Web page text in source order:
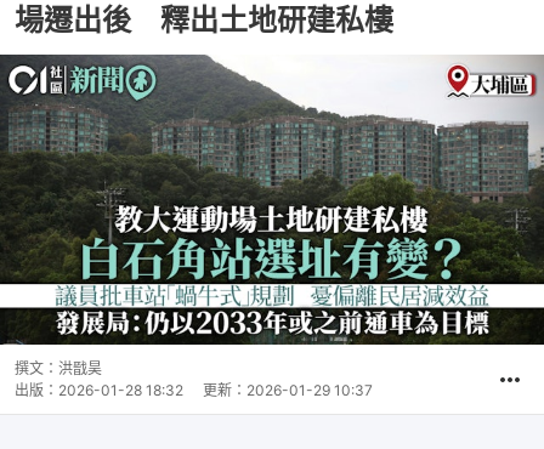
場遷出後 釋出土地研建私樓
撰文： 洪戩昊
出版： 2026-01-28 18:32 更新： 2026-01-29 10:37